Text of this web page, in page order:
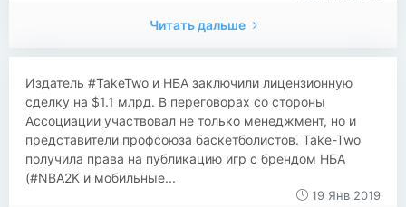
Читать дальше
Издатель #TakeTwo и НБА заключили лицензионную
сделку на $1.1 млрд. В переговорах со стороны
Ассоциации участвовал не только менеджмент, но и
представители профсоюза баскетболистов. Take-Two
получила права на публикацию игр с брендом НБА
(#NBA2K и мобильные...
19 Янв 2019